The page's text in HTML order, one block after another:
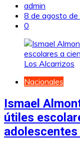
admin
8 de agosto
0
Nacionales
Ismael
útiles